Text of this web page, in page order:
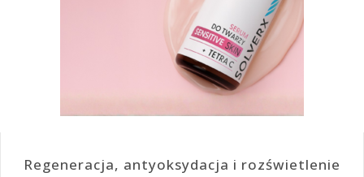
Regeneracja, antyoksydacja i rozświetlenie